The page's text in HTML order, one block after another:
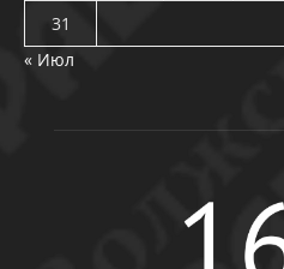
31
« Июл